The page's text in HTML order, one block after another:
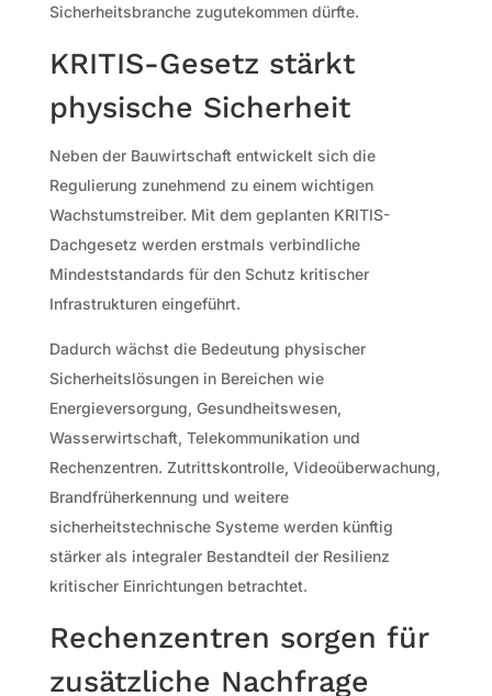
Sicherheitsbranche zugutekommen dürfte.
KRITIS-Gesetz stärkt
physische Sicherheit
Neben der Bauwirtschaft entwickelt sich die
Regulierung zunehmend zu einem wichtigen
Wachstumstreiber. Mit dem geplanten KRITIS-
Dachgesetz werden erstmals verbindliche
Mindeststandards für den Schutz kritischer
Infrastrukturen eingeführt.
Dadurch wächst die Bedeutung physischer
Sicherheitslösungen in Bereichen wie
Energieversorgung, Gesundheitswesen,
Wasserwirtschaft, Telekommunikation und
Rechenzentren. Zutrittskontrolle, Videoüberwachung,
Brandfrüherkennung und weitere
sicherheitstechnische Systeme werden künftig
stärker als integraler Bestandteil der Resilienz
kritischer Einrichtungen betrachtet.
Rechenzentren sorgen für
zusätzliche Nachfrage